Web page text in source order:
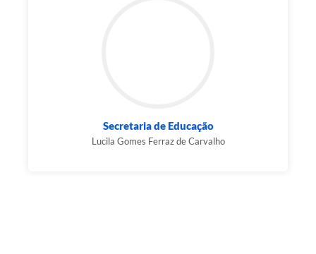
Secretaria de Educação
Lucila Gomes Ferraz de Carvalho